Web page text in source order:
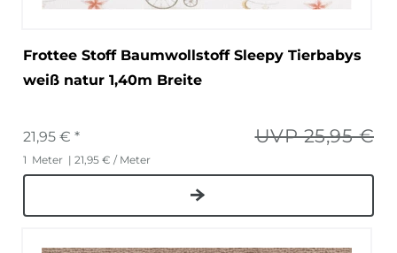
Frottee Stoff Baumwollstoff Sleepy Tierbabys
weiß natur 1,40m Breite
UVP 25,95 €
21,95 € *
1 Meter | 21,95 € / Meter